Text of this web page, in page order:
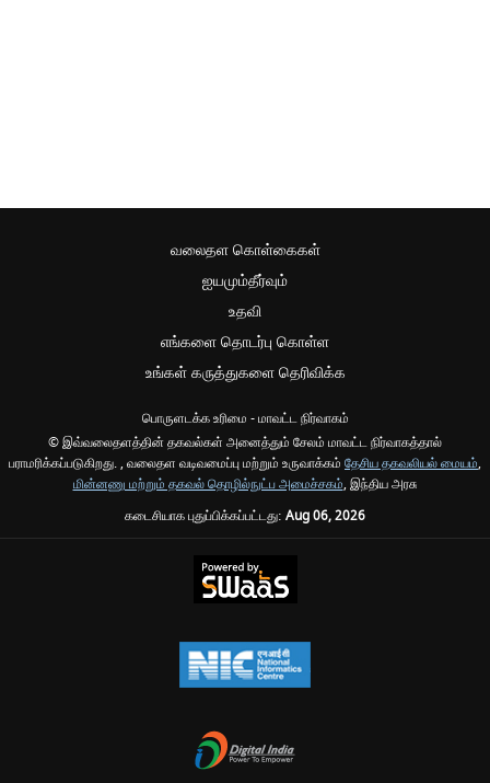
வலைதள கொள்கைகள்
ஐயமும்தீர்வும்
உதவி
எங்களை தொடர்பு கொள்ள
உங்கள் கருத்துகளை தெரிவிக்க
பொருளடக்க உரிமை - மாவட்ட நிர்வாகம்
© இவ்வலைதளத்தின் தகவல்கள் அனைத்தும் சேலம் மாவட்ட நிர்வாகத்தால்
பராமரிக்கப்படுகிறது. , வலைதள வடிவமைப்பு மற்றும் உருவாக்கம் தேசிய தகவலியல் மையம்,
மின்னணு மற்றும் தகவல் தொழில்நுட்ப அமைச்சகம், இந்திய அரசு
கடைசியாக புதுப்பிக்கப்பட்டது: Aug 06, 2026